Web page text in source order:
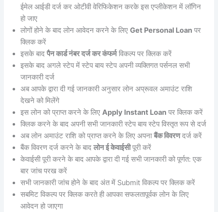
ईमेल आईडी दर्ज कर ओटीवी वेरिफिकेशन करके इस एप्लीकेशन में लॉगिन
हो जाए
लोगों होने के बाद लोन आवेदन करने के लिएGet Personal Loan पर
क्लिक करें
इसके बादपैन कार्ड नंबर दर्ज कर कंफर्मविकल्प पर क्लिक करें
इसके बाद अगले स्टेप में स्टेप बाय स्टेप अपनी व्यक्तिगत पर्सनल सभी
जानकारी दर्ज
अब आपके द्वारा दी गई जानकारी अनुसार लोन अप्रूवल अमाउंट राशि
देखने को मिलेंगे
इस लोन को प्राप्त करने के लिएApply Instant Loan पर क्लिक करें
क्लिक करने के बाद अपनी सभी जानकारी स्टेप बाय स्टेप विस्तृत रूप से दर्ज
अब लोन अमाउंट राशि को प्राप्त करने के लिए अपनाबैंक विवरणदर्ज करें
बैंक विवरण दर्ज करने के बादलोन ई केवाईसीपूरी करें
केवाईसी पूरी करने के बाद आपके द्वारा दी गई सभी जानकारी को पूर्णत: एक
बार जांच परख करें
सभी जानकारी जांच होने के बाद अंत में Submit विकल्प पर क्लिक करें
सबमिट विकल्प पर क्लिक करते ही आपका सफलतापूर्वक लोन के लिए
आवेदन हो जाएगा